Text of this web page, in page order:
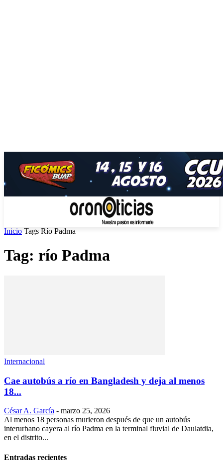
Inicio Tags Río Padma
Tag: río Padma
Internacional
Cae autobús a río en Bangladesh y deja al menos
18...
César A. García - marzo 25, 2026
Al menos 18 personas murieron después de que un autobús
interurbano cayera al río Padma en la terminal fluvial de Daulatdia,
en el distrito...
Entradas recientes